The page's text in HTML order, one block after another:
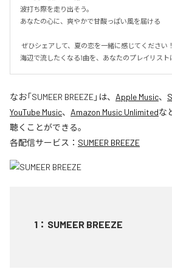
波打ち際を走り出そう。
あなたの心に、爽やかで甘酸っぱい風を届ける
海辺で流したくなる1曲を、あなたのプレイリスト
なお「SUMEER BREEZE」は、 Apple Music、
YouTube Music、 Amazon Music Unlimitedな
聴くことができる。
各配信サービス： SUMEER BREEZE
1 ： SUMEER BREEZE